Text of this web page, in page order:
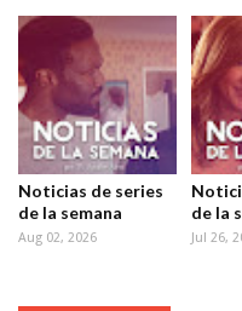
Noticias de series
de la semana
Aug 02, 2026
de la
Jul 26,